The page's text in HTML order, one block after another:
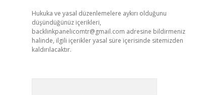
Hukuka ve yasal düzenlemelere aykırı olduğunu
düşündüğünüz içerikleri,
backlinkpanelicomtr@gmail.com adresine bildirmeniz
halinde, ilgili içerikler yasal süre içerisinde sitemizden
kaldırılacaktır.